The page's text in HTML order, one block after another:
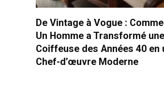
De Vintage à Vogue :
Un Homme a Transformé une
Coiffeuse des Années 40 en
Chef-d’œuvre Moderne